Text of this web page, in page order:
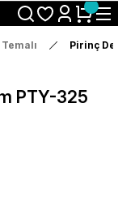
İndirimi Kaçırma
Temalı Pirinç
PTY-325